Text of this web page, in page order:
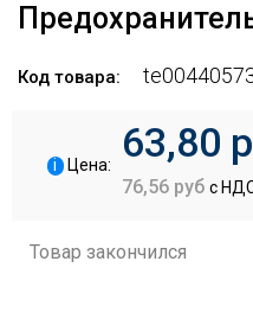
Код товара:
i Цена: 63,80
76,56 руб с
Товар закончился